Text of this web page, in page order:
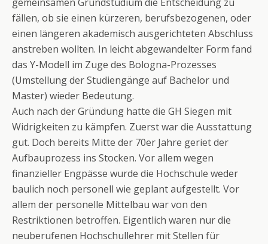
fällen, ob sie einen kürzeren, berufsbezogenen, oder
einen längeren akademisch ausgerichteten Abschluss
anstreben wollten. In leicht abgewandelter Form fand
das Y-Modell im Zuge des Bologna-Prozesses
(Umstellung der Studiengänge auf Bachelor und
Master) wieder Bedeutung.
Auch nach der Gründung hatte die GH Siegen mit
Widrigkeiten zu kämpfen. Zuerst war die Ausstattung
gut. Doch bereits Mitte der 70er Jahre geriet der
Aufbauprozess ins Stocken. Vor allem wegen
finanzieller Engpässe wurde die Hochschule weder
baulich noch personell wie geplant aufgestellt. Vor
allem der personelle Mittelbau war von den
Restriktionen betroffen. Eigentlich waren nur die
neuberufenen Hochschullehrer mit Stellen für